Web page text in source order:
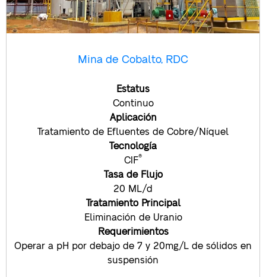
Mina de Cobalto, RDC
Estatus
Continuo
Aplicación
Tratamiento de Efluentes de Cobre/Níquel
Tecnología
CIF®
Tasa de Flujo
20 ML/d
Tratamiento Principal
Eliminación de Uranio
Requerimientos
Operar a pH por debajo de 7 y 20mg/L de sólidos en
suspensión